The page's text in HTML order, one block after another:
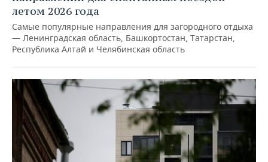
летом 2026 года
Самые популярные направления для загородного отдыха
— Ленинградская область, Башкортостан, Татарстан,
Республика Алтай и Челябинская область